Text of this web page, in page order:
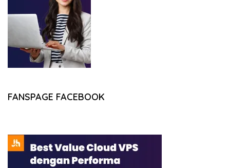
FANSPAGE FACEBOOK